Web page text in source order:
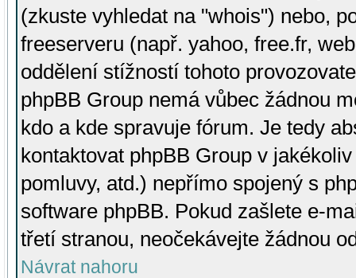
(zkuste vyhledat na "whois") nebo,
freeserveru (např. yahoo, free.fr,
oddělení stížností tohoto
phpBB Group nemá vůbec žádnou
kdo a kde spravuje fórum. Je tedy
kontaktovat phpBB Group v
pomluvy, atd.) nepřímo spojený s
software phpBB. Pokud zašlete e-
třetí stranou, neočekávejte žádnou
Návrat nahoru